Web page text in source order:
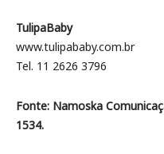
TulipaBaby
www.tulipababy.com.br
Tel. 11 2626 3796
Fonte: Namoska
1534.